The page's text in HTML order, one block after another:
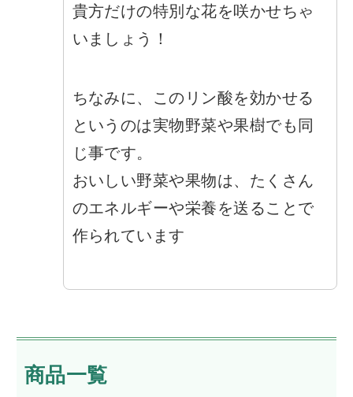
貴方だけの特別な花を咲かせちゃ
いましょう！
ちなみに、このリン酸を効かせる
というのは実物野菜や果樹でも同
じ事です。
おいしい野菜や果物は、たくさん
のエネルギーや栄養を送ることで
作られています
商品一覧